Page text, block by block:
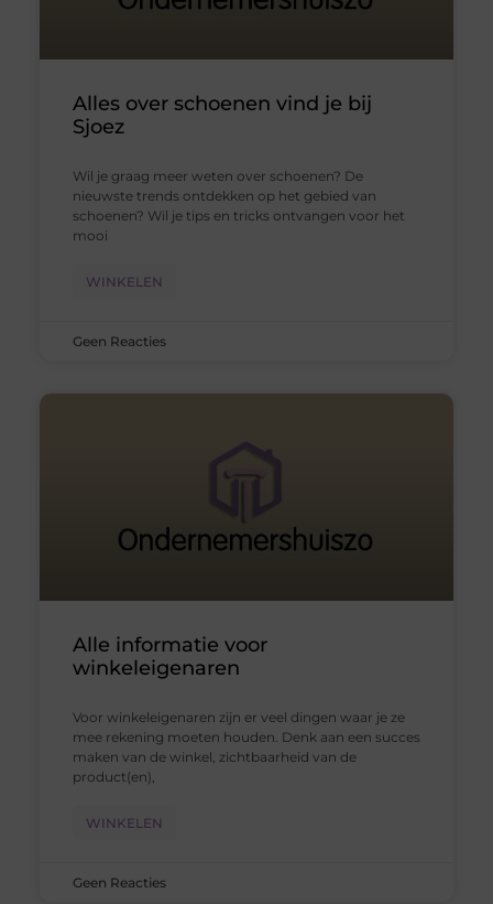
Alles over schoenen vind je bij
Sjoez
Wil je graag meer weten over schoenen? De
nieuwste trends ontdekken op het gebied van
schoenen? Wil je tips en tricks ontvangen voor het
mooi
WINKELEN
Geen Reacties
Alle informatie voor
winkeleigenaren
Voor winkeleigenaren zijn er veel dingen waar je ze
mee rekening moeten houden. Denk aan een succes
maken van de winkel, zichtbaarheid van de
product(en),
WINKELEN
Geen Reacties